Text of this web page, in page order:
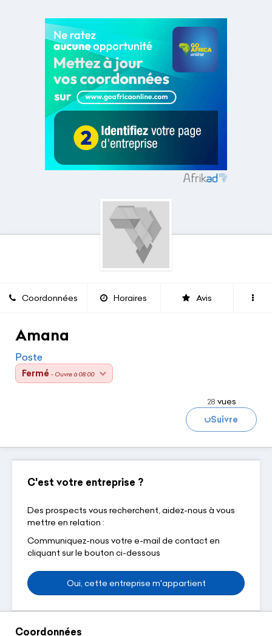
Coordonnées Horaires Avis
Amana
Poste
Fermé - Ouvre à 08:00
28 vues
Chargement...
Suivre
C'est votre entreprise ?
Des prospects vous recherchent, aidez-nous à vous
mettre en relation :
Communiquez-nous votre e-mail de contact en
cliquant sur le bouton ci-dessous
Oui, cette entreprise m'appartient
Coordonnées